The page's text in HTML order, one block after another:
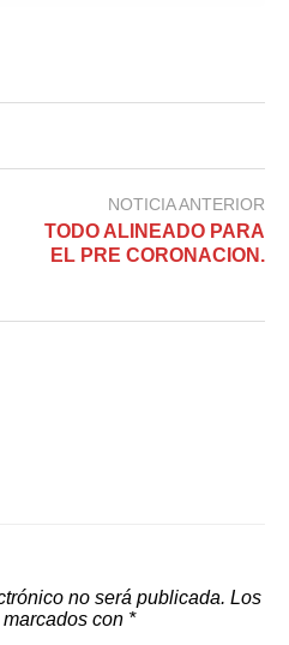
NOTICIA ANTERIOR
TODO ALINEADO PARA
EL PRE CORONACION.
no será publicada. Los
con *